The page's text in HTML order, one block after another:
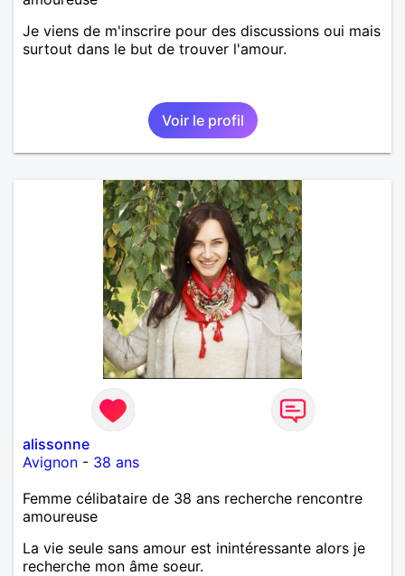
Je viens de m'inscrire pour des discussions oui mais
surtout dans le but de trouver l'amour.
Voir le profil
alissonne
Avignon - 38 ans
Femme célibataire de 38 ans recherche rencontre
amoureuse
La vie seule sans amour est inintéressante alors je
recherche mon âme soeur.